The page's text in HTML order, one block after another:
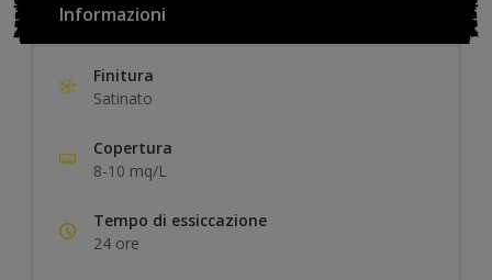
Informazioni
Finitura
Satinato
Copertura
8-10 mq/L
Tempo di essiccazione
24 ore